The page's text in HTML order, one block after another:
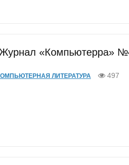
Журнал «Компьютерра»
ЛИТЕРАТУРА 497